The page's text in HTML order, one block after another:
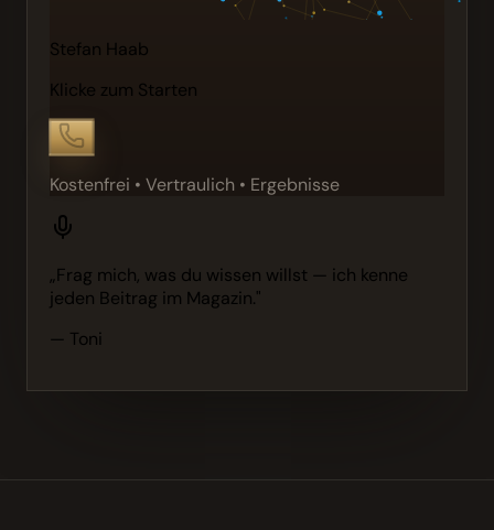
Stefan Haab
Klicke zum Starten
Kostenfrei • Vertraulich • Ergebnisse
„Frag mich, was du wissen willst — ich kenne
jeden Beitrag im Magazin."
— Toni